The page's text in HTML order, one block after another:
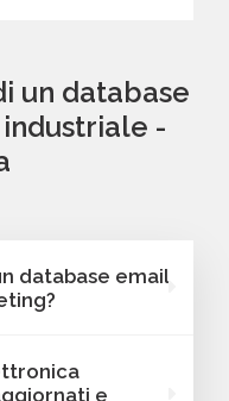
un database
-
database email
Troverai
e